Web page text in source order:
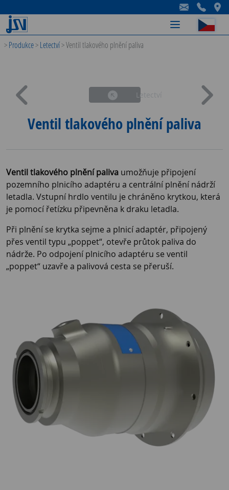
-
-
-
>Produkce>Letectví>Ventil tlakového plnění paliva
Letectví
Ventil tlakového plnění paliva
Ventil tlakového plnění paliva umožňuje připojení
pozemního plnicího adaptéru a centrální plnění nádrží
letadla. Vstupní hrdlo ventilu je chráněno krytkou, která
je pomocí řetízku připevněna k draku letadla.
Při plnění se krytka sejme a plnicí adaptér, připojený
přes ventil typu „poppet“, otevře průtok paliva do
nádrže. Po odpojení plnicího adaptéru se ventil
„poppet“ uzavře a palivová cesta se přeruší.